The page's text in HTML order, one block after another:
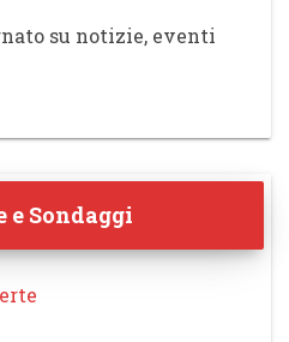
su notizie, eventi
e Sondaggi